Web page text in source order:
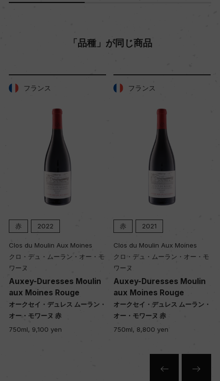
キャップの仕様
「品種」が同じ商品
フランス
赤 2022
Clos du Moulin Aux Moines
クロ・デュ・ムーラン・オー・モ
ワーヌ
Auxey-Duresses Moulin
aux Moines Rouge
オークセイ・デュレス ムーラン・
オー・モワーヌ 赤
750ml, 9,100 yen
フランス
赤 2021
Clos du Moulin Aux Moines
クロ・デュ・ムーラン・オー・モ
ワーヌ
Auxey-Duresses Moulin
aux Moines Rouge
オークセイ・デュレス ムーラン・
オー・モワーヌ 赤
750ml, 8,800 yen